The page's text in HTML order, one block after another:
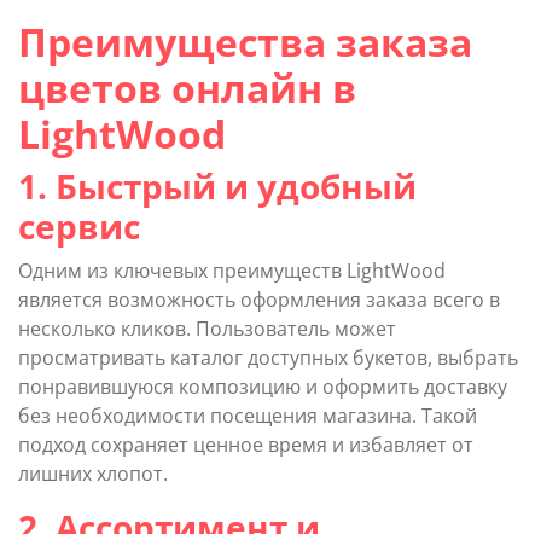
Преимущества заказа
цветов онлайн в
LightWood
1. Быстрый и удобный
сервис
Одним из ключевых преимуществ LightWood
является возможность оформления заказа всего в
несколько кликов. Пользователь может
просматривать каталог доступных букетов, выбрать
понравившуюся композицию и оформить доставку
без необходимости посещения магазина. Такой
подход сохраняет ценное время и избавляет от
лишних хлопот.